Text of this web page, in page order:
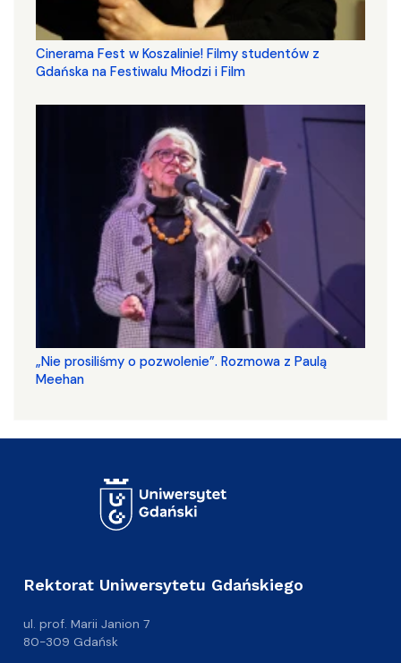
Cinerama Fest w Koszalinie! Filmy studentów z
Gdańska na Festiwalu Młodzi i Film
„Nie prosiliśmy o pozwolenie”. Rozmowa z Paulą
Meehan
Rektorat Uniwersytetu Gdańskiego
ul. prof. Marii Janion 7
80-309 Gdańsk